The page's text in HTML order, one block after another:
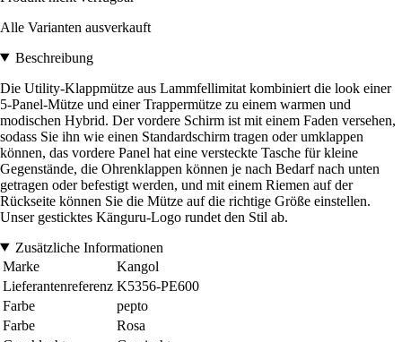
Alle Varianten ausverkauft
Beschreibung
Die Utility-Klappmütze aus Lammfellimitat kombiniert die look einer
5-Panel-Mütze und einer Trappermütze zu einem warmen und
modischen Hybrid. Der vordere Schirm ist mit einem Faden versehen,
sodass Sie ihn wie einen Standardschirm tragen oder umklappen
können, das vordere Panel hat eine versteckte Tasche für kleine
Gegenstände, die Ohrenklappen können je nach Bedarf nach unten
getragen oder befestigt werden, und mit einem Riemen auf der
Rückseite können Sie die Mütze auf die richtige Größe einstellen.
Unser gesticktes Känguru-Logo rundet den Stil ab.
Zusätzliche Informationen
Marke
Kangol
Lieferantenreferenz K5356-PE600
Farbe
pepto
Farbe
Rosa